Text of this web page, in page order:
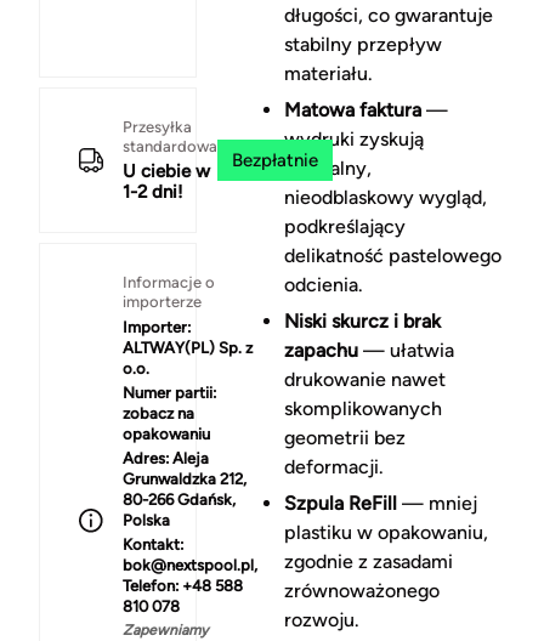
Przesyłka
standardowa
U ciebie w
1-2 dni!
Bezpłatnie
Informacje o
importerze
Importer:
ALTWAY(PL) Sp. z
o.o.
Numer partii:
zobacz na
opakowaniu
Adres: Aleja
Grunwaldzka 212,
80-266 Gdańsk,
Polska
Kontakt:
bok@nextspool.pl,
Telefon: +48 588
810 078
Zapewniamy
długości, co gwarantuje
stabilny przepływ
materiału.
Matowa faktura—
wydruki zyskują
naturalny,
nieodblaskowy wygląd,
podkreślający
delikatność pastelowego
odcienia.
Niski skurcz i brak
zapachu— ułatwia
drukowanie nawet
skomplikowanych
geometrii bez
deformacji.
Szpula ReFill— mniej
plastiku w opakowaniu,
zgodnie z zasadami
zrównoważonego
rozwoju.